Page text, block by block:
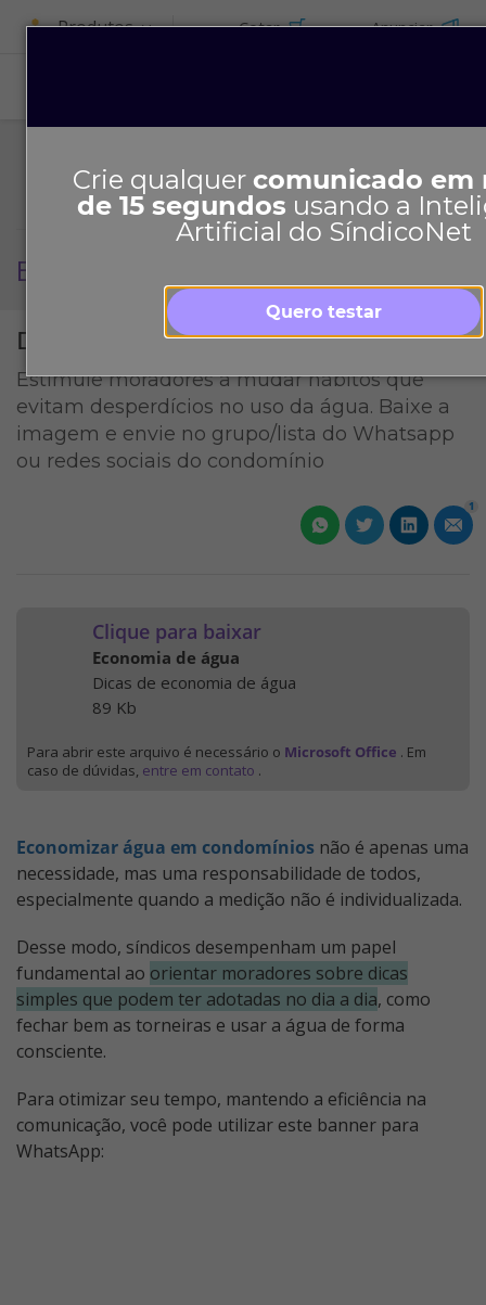
Crie qualquer comunicado em
de 15 segundos usando a
Artificial do SíndicoNet
Quero testar
Produtos Cotar Anunciar
Economia de água
Dicas de economia de água
Estimule moradores a mudar hábitos que
evitam desperdícios no uso da água. Baixe a
imagem e envie no grupo/lista do Whatsapp
ou redes sociais do condomínio
1
Clique para baixar
Economia de água
Dicas de economia de água
89 Kb
Para abrir este arquivo é necessário o Microsoft Office . Em
caso de dúvidas, entre em contato .
Economizar água em condomínios não é apenas uma
necessidade, mas uma responsabilidade de todos,
especialmente quando a medição não é individualizada.
Desse modo, síndicos desempenham um papel
fundamental ao orientar moradores sobre dicas
simples que podem ter adotadas no dia a dia, como
fechar bem as torneiras e usar a água de forma
consciente.
Para otimizar seu tempo, mantendo a eficiência na
comunicação, você pode utilizar este banner para
WhatsApp: